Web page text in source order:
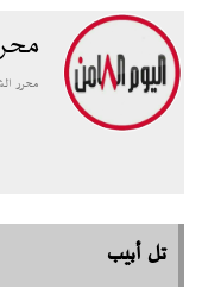
محرر
تل أبيب